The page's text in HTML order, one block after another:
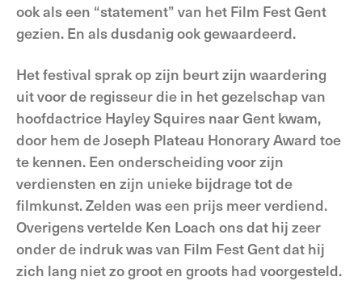
ook als een “statement” van het Film Fest Gent
gezien. En als dusdanig ook gewaardeerd.
Het festival sprak op zijn beurt zijn waardering
uit voor de regisseur die in het gezelschap van
hoofdactrice Hayley Squires naar Gent kwam,
door hem de Joseph Plateau Honorary Award toe
te kennen. Een onderscheiding voor zijn
verdiensten en zijn unieke bijdrage tot de
filmkunst. Zelden was een prijs meer verdiend.
Overigens vertelde Ken Loach ons dat hij zeer
onder de indruk was van Film Fest Gent dat hij
zich lang niet zo groot en groots had voorgesteld.